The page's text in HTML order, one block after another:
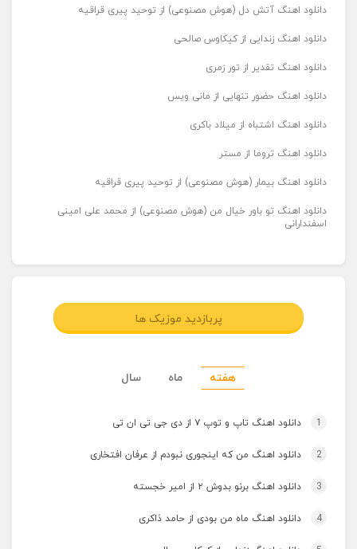
دانلود اهنگ آتش دل (هوش مصنوعی) از توحید پیری قراقیه
دانلود اهنگ زندایی از کیکاوس صالحی
دانلود اهنگ تقدیر از تور زمری
دانلود اهنگ حضور تنهایی از مانی ویس
دانلود اهنگ اشتباه از میلاد باکری
دانلود اهنگ تروما از مستر
دانلود اهنگ بیمار (هوش مصنوعی) از توحید پیری قراقیه
دانلود اهنگ تو باور خیال من (هوش مصنوعی) از محمد علی امینی
اسفندارانی
پربازدید موزیک ها
هفته ماه سال
1 دانلود اهنگ تاپ و توپ ۷ از دی جی تی ان تی
2 دانلود اهنگ من که اینجوری نبودم از عرفان افتخاری
3 دانلود اهنگ برنو بدوش ۲ از امیر خجسته
4 دانلود اهنگ ماه من بودی از حامد ذاکری